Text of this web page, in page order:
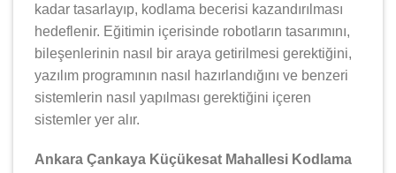
kadar tasarlayıp, kodlama becerisi kazandırılması
hedeflenir. Eğitimin içerisinde robotların tasarımını,
bileşenlerinin nasıl bir araya getirilmesi gerektiğini,
yazılım programının nasıl hazırlandığını ve benzeri
sistemlerin nasıl yapılması gerektiğini içeren
sistemler yer alır.
Ankara Çankaya Küçükesat Mahallesi Kodlama